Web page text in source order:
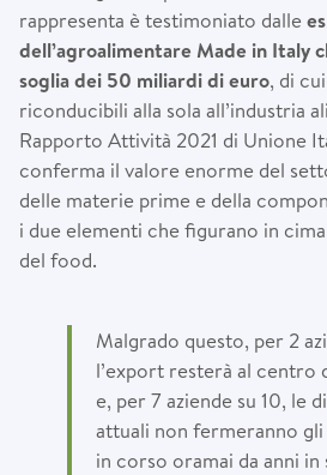
rappresenta è testimoniato dalle
dell’agroalimentare Made in Italy
soglia dei 50 miliardi di euro, di
riconducibili alla sola all’industria
Rapporto Attività 2021 di Unione
conferma il valore enorme del
delle materie prime e della
i due elementi che figurano in
del food.
Malgrado questo, per 2
l’export resterà al centro
e, per 7 aziende su 10, le
attuali non fermeranno
in corso oramai da anni